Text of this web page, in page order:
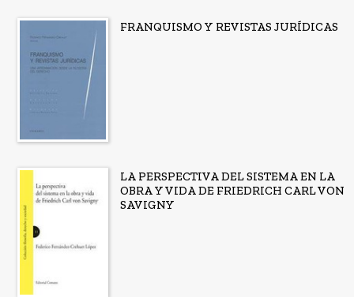
FRANQUISMO Y REVISTAS JURÍDICAS
LA PERSPECTIVA DEL SISTEMA EN LA
OBRA Y VIDA DE FRIEDRICH CARL VON
SAVIGNY